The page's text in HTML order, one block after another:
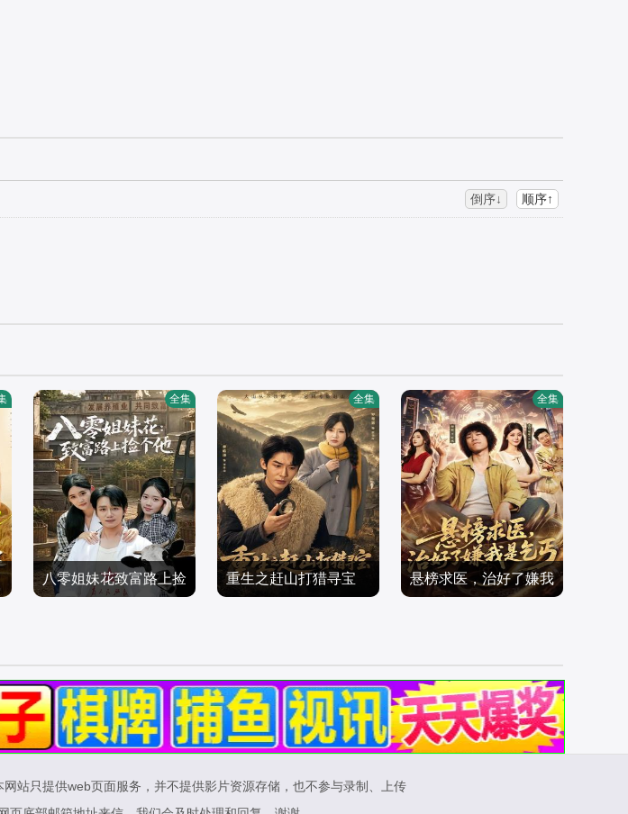
倒序↓ 顺序↑
八零姐妹花致富路上捡
2026/中国大陆
全集
重生之赶山打猎寻宝
2026/中国大陆
全集
悬榜求医，治好了嫌我
2026/中国大陆
全集
站只提供web页面服务，并不提供影片资源存储，也不参与录制、上传